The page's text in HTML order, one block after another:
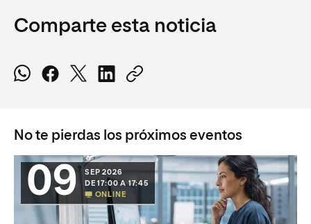
Comparte esta noticia
No te pierdas los próximos eventos
09
SEP 2026
DE 17:00 A 17:45
ONLINE